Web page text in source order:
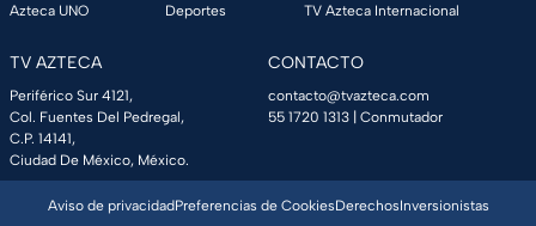
Azteca UNO
Deportes
TV Azteca Internacional
TV AZTECA
Periférico Sur 4121,
Col. Fuentes Del Pedregal,
C.P. 14141,
Ciudad De México, México.
CONTACTO
contacto@tvazteca.com
55 1720 1313 | Conmutador
Aviso de privacidadPreferencias de CookiesDerechosInversionistas